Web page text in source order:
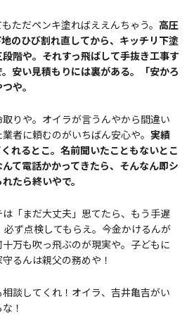
ただペンキ塗ればええんちゃう。 高圧
のひび割れ直してから、キッチリ下塗
階や。それすっ飛ばして手抜き工事す
安い見積もりには裏がある。「安かろ
や。
りや。オイラが言うんやから間違い
者に頼むのがいちばん安心や。 実績
れるとこ。名前聞いたこともないとこ
て電話かかってきたら、そんなん即シ
たら終いやで。
「まだ大丈夫」思てたら、もう手遅
ず点検してもらえ。今金かけるんが
万も吹っ飛ぶのが現実や。子どもに
るんは親父の務めや！
談してくれ！オイラ、吉井亀吉がい
！